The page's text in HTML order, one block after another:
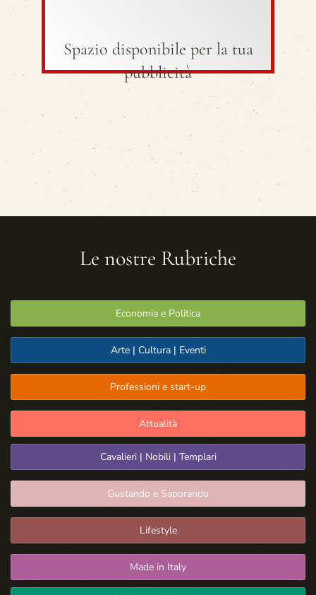
Spazio disponibile per la tua
pubblicità
Le nostre Rubriche
Economia e Politica
Arte | Cultura | Eventi
Professioni e start-up
Attualità
Cavalieri | Nobili | Templari
Gustando e Saporando
Lifestyle
Made in Italy